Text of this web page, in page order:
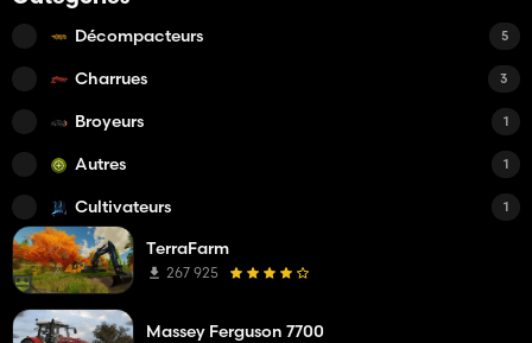
Décompacteurs 5
Charrues 3
Broyeurs 1
Autres 1
Cultivateurs 1
TerraFarm
267 925
Massey Ferguson 7700